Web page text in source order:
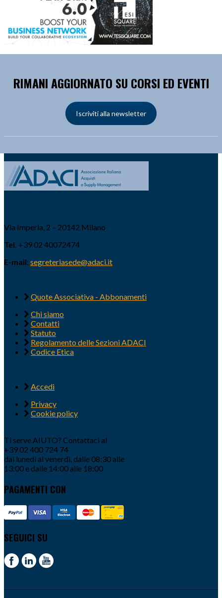
RIMANI AGGIORNATO SU CORSI ED EVENTI
Iscriviti alla newsletter
Via Imperia, 2 – 20142 Milano
Tel. +39 02 40072474
E-mail: segreteriasede@adaci.it
Quote Associativa - Abbonamenti
Chi siamo
Contatti
Statuto
Regolamento delle Sezioni ADACI
Codice Etica
Accedi
Privacy
Cookie policy
Ti serve AIUTO? Contattaci al
+39 02 400 724 74
dal lunedì al venerdì, dalle 08:30 alle
13:00 e dalle 14:00 alle 18:00
PAGAMENTI CON
SEGUICI SU